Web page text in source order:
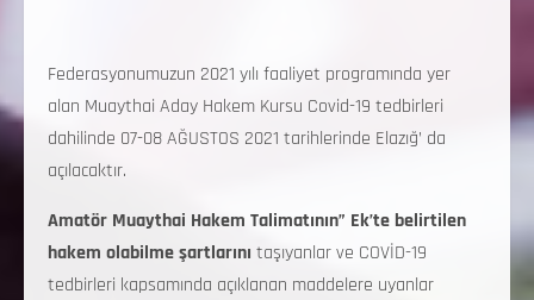
Federasyonumuzun 2021 yılı faaliyet programında yer
alan Muaythai Aday Hakem Kursu Covid-19 tedbirleri
dahilinde 07-08 AĞUSTOS 2021 tarihlerinde Elazığ’ da
açılacaktır.
Amatör Muaythai Hakem Talimatının” Ek’te belirtilen
hakem olabilme şartlarını taşıyanlar ve COVİD-19
tedbirleri kapsamında açıklanan maddelere uyanlar